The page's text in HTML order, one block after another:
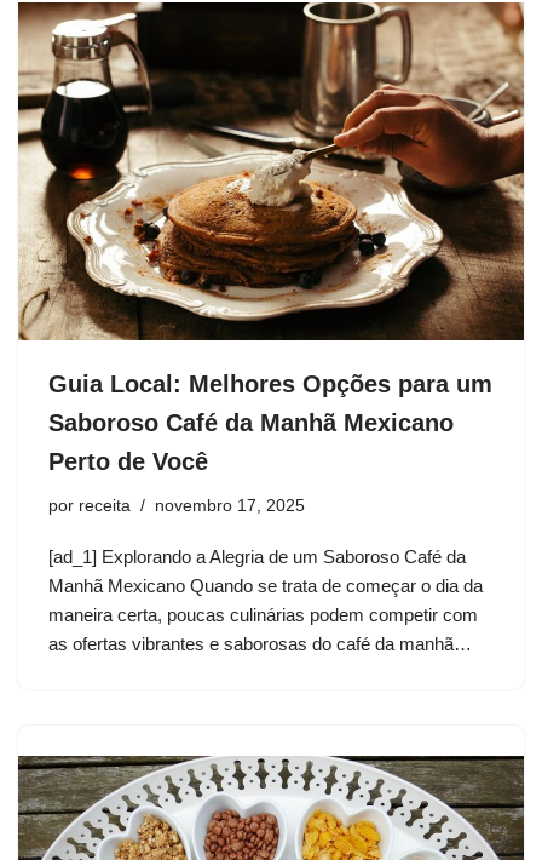
Guia Local: Melhores Opções para um
Saboroso Café da Manhã Mexicano
Perto de Você
por receita novembro 17, 2025
[ad_1] Explorando a Alegria de um Saboroso Café da
Manhã Mexicano Quando se trata de começar o dia da
maneira certa, poucas culinárias podem competir com
as ofertas vibrantes e saborosas do café da manhã…